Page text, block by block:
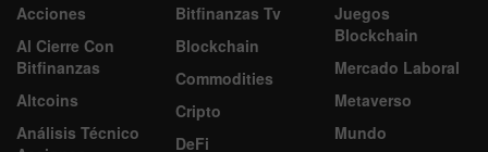
Acciones
Al Cierre Con
Bitfinanzas
Altcoins
Análisis Técnico
Bitfinanzas Tv
Blockchain
Commodities
Cripto
DeFi
Juegos
Blockchain
Mercado Laboral
Metaverso
Mundo